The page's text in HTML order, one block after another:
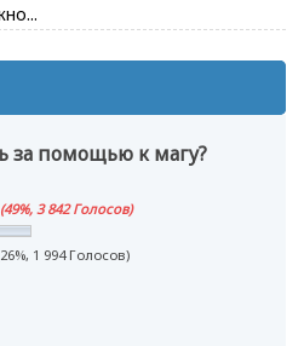
за помощью к магу?
(49%, 3 842 Голосов)
1 994 Голосов)